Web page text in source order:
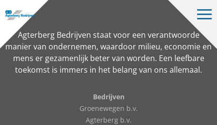
Bedrijven
Projecten
Over ons
Agterberg Bedrijven staat voor een verantwoorde
manier van ondernemen, waardoor milieu, economie en
mens er gezamenlijk beter van worden. Een leefbare
toekomst is immers in het belang van ons allemaal.
Bedrijven
Groenewegen b.v.
Agterberg b.v.